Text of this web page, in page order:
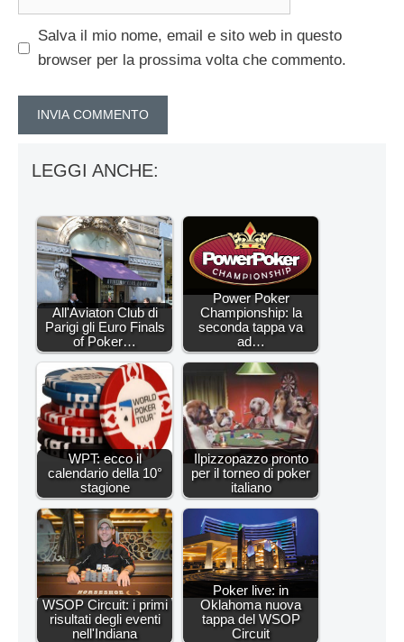
Salva il mio nome, email e sito web in questo
browser per la prossima volta che commento.
LEGGI ANCHE:
All'Aviaton Club di
Parigi gli Euro Finals
of Poker…
Power Poker
Championship: la
seconda tappa va
ad…
WPT: ecco il
calendario della 10°
stagione
Ilpizzopazzo pronto
per il torneo di poker
italiano
WSOP Circuit: i primi
risultati degli eventi
nell'Indiana
Poker live: in
Oklahoma nuova
tappa del WSOP
Circuit